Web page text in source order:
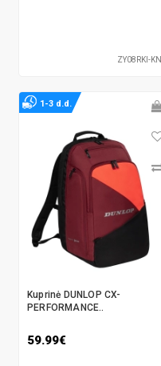
ZY08RKI-KN
Kuprinė DUNLOP CX-
PERFORMANCE..
59.99€
1-3 d.d.